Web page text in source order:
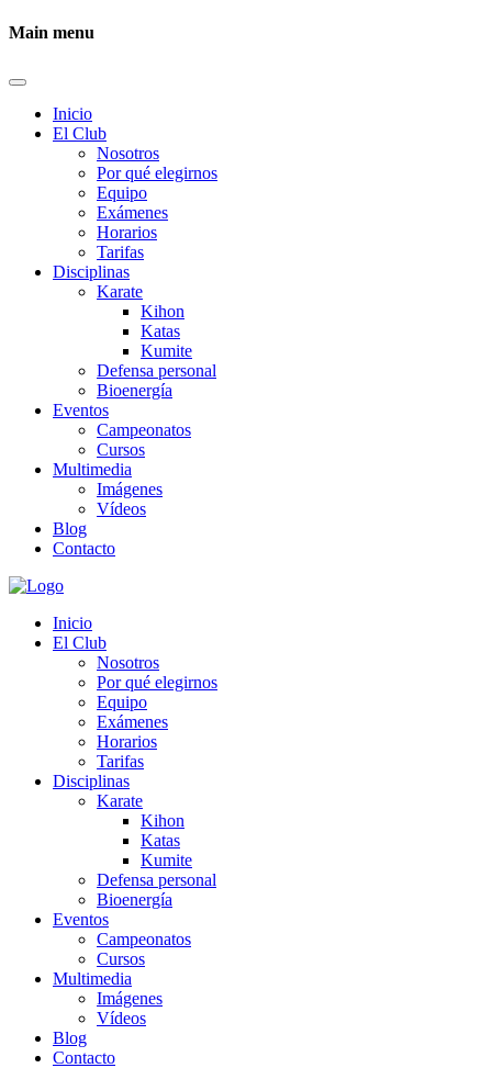
Main menu
Inicio
El Club
Nosotros
Por qué elegirnos
Equipo
Exámenes
Horarios
Tarifas
Disciplinas
Karate
Kihon
Katas
Kumite
Defensa personal
Bioenergía
Eventos
Campeonatos
Cursos
Multimedia
Imágenes
Vídeos
Blog
Contacto
Inicio
El Club
Nosotros
Por qué elegirnos
Equipo
Exámenes
Horarios
Tarifas
Disciplinas
Karate
Kihon
Katas
Kumite
Defensa personal
Bioenergía
Eventos
Campeonatos
Cursos
Multimedia
Imágenes
Vídeos
Blog
Contacto